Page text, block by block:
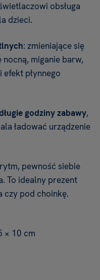
obsługa
dzieci.
: zmieniające się
nocną, miganie barw,
płynnego
godziny zabawy,
ładować urządzenie
pewność siebie
To idealny prezent
czy pod choinkę.
× 10 cm